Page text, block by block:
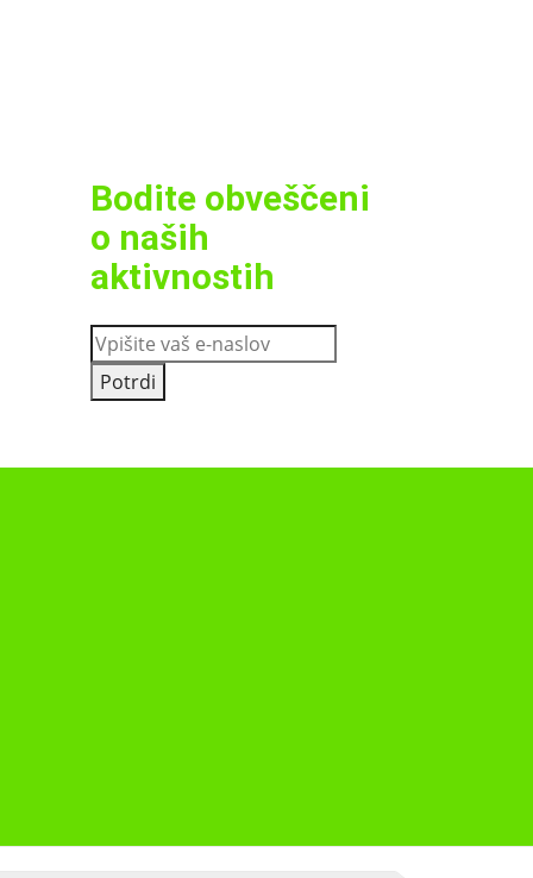
Bodite obveščeni
o naših
aktivnostih